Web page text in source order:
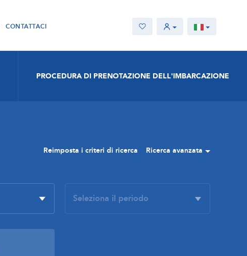
CONTATTACI
PROCEDURA DI PRENOTAZIONE DELL'IMBARCAZIONE
Reimposta i criteri di ricerca Ricerca avanzata